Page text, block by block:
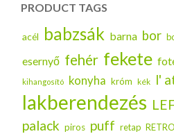
PRODUCT TAGS
acél babzsák barna bor
esernyő fehér fekete
kihangosító konyha króm kék l'
lakberendezés
palack piros puff retap